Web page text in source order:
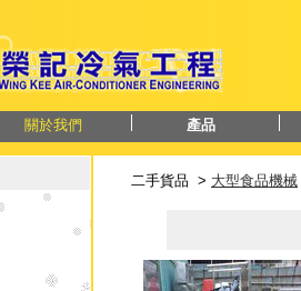
關於我們 產品
二手貨品 > 大型食品機械